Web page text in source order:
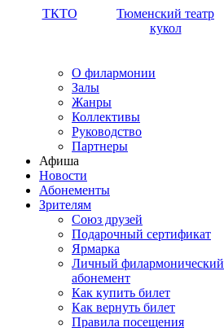
ТКТО
Тюменский театр
кукол
О филармонии
Залы
Жанры
Коллективы
Руководство
Партнеры
Афиша
Новости
Абонементы
Зрителям
Союз друзей
Подарочный сертификат
Ярмарка
Личный филармонический
абонемент
Как купить билет
Как вернуть билет
Правила посещения